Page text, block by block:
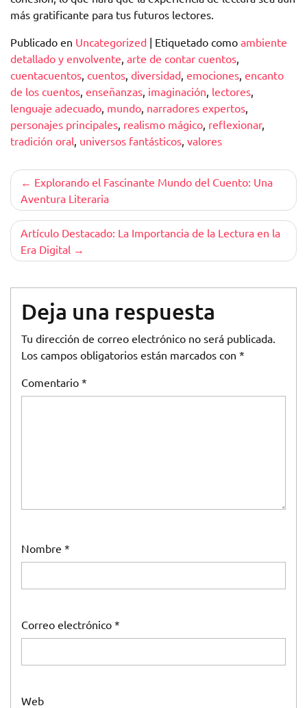
más gratificante para tus futuros lectores.
Publicado en Uncategorized | Etiquetado como ambiente
detallado y envolvente, arte de contar cuentos,
cuentacuentos, cuentos, diversidad, emociones, encanto
de los cuentos, enseñanzas, imaginación, lectores,
lenguaje adecuado, mundo, narradores expertos,
personajes principales, realismo mágico, reflexionar,
tradición oral, universos fantásticos, valores
Navegación
de
entradas
Explorando el Fascinante Mundo del Cuento: Una
Aventura Literaria
Artículo Destacado: La Importancia de la Lectura en la
Era Digital
Deja una respuesta
Tu dirección de correo electrónico no será publicada.
Los campos obligatorios están marcados con *
Comentario *
Nombre *
Correo electrónico *
Web